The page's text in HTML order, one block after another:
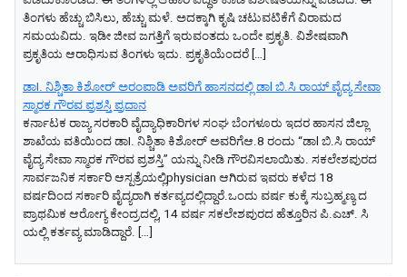
ತಿಂಗಳು ಹೆಚ್ಚು ಬಿಸಿಲು, ಹೆಚ್ಚು ಮಳೆ. ಅದಕ್ಕಾಗಿ ಕೃಷಿ ಚಟುವಟಿಕೆಗೆ ವಿರಾಮದ
ಸಮಯವಿದು. ಇಡೀ ಜೀವ ಜಗತ್ತಿಗೆ ಇರುವಂತದು ಒಂದೇ ಪ್ರಕೃತಿ. ವಿಶೇಷವಾಗಿ
ಪ್ರಕೃತಿಯ ಆರಾಧಿಸುವ ತಿಂಗಳು ಇದು. ಪ್ರಕೃತಿಯೆಂದರೆ […]
ಡಾI. ನಿಶ್ಚಿತಾ ಕಿಶೋರ್ ಅರಂಪಾಡಿ ಅವರಿಗೆ ಹಾಸನದಲ್ಲಿ ಡಾl ಬಿ.ಸಿ ರಾಯ್ ವೈದ್ಯ ಸೇವಾ
ಸ್ಮಾರಕ ಗೌರವ ಪ್ರಶಸ್ತಿ ಪ್ರದಾನ
ಕರ್ನಾಟಕ ರಾಜ್ಯ ಸರಕಾರಿ ವೈದ್ಯಾಧಿಕಾರಿಗಳ ಸಂಘ ಬೆಂಗಳೂರು ಇದರ ಹಾಸನ ಜಿಲ್ಲಾ
ಶಾಖೆಯ ವತಿಯಿಂದ ಡಾI. ನಿಶ್ಚಿತಾ ಕಿಶೋರ್ ಅವರಿಗೆಆ.8 ರಂದು “ಡಾl ಬಿ.ಸಿ ರಾಯ್
ವೈದ್ಯ ಸೇವಾ ಸ್ಮಾರಕ ಗೌರವ ಪ್ರಶಸ್ತಿ” ಯನ್ನು ನೀಡಿ ಗೌರವಿಸಲಾಯಿತು. ಸಕಲೇಶಪುರದ
ಸಾರ್ವಜನಿಕ ಸರ್ಕಾರಿ ಆಸ್ಪತ್ರೆಯಲ್ಲಿphysician ಆಗಿರುವ ಇವರು ಕಳೆದ 18
ವರ್ಷದಿಂದ ಸರ್ಕಾರಿ ವೈದ್ಯರಾಗಿ ಕರ್ತವ್ಯದಲ್ಲಿದ್ದಾರೆ.ಒಂದು ವರ್ಷ ಕುಕ್ಕೆ ಸುಬ್ರಹ್ಮಣ್ಯ ದ
ಪ್ರಾಥಮಿಕ ಆರೋಗ್ಯ ಕೇಂದ್ರದಲ್ಲಿ, 14 ವರ್ಷ ಸಕಲೇಶಪುರದ ಹೆತ್ತೂರಿನ ಪಿ.ಎಚ್. ಸಿ
ಯಲ್ಲಿ ಕರ್ತವ್ಯ ಮಾಡಿದ್ದಾರೆ. […]